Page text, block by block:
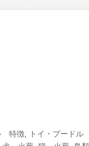
特徴, トイ・プード